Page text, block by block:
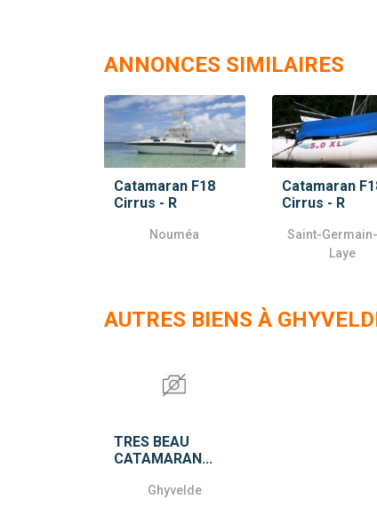
ANNONCES SIMILAIRES
Catamaran F18
Cirrus - R
Nouméa
Catamaran
Cirrus - R
Saint-
Laye
AUTRES BIENS À
TRES BEAU
CATAMARAN...
Ghyvelde